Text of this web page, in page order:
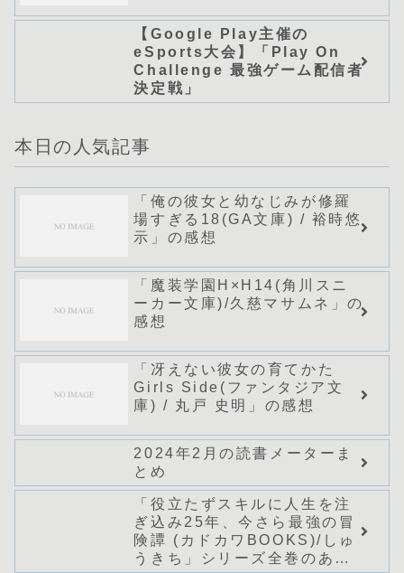
【Google Play主催の
eSports大会】「Play On
Challenge 最強ゲーム配信者
決定戦」
本日の人気記事
「俺の彼女と幼なじみが修羅
場すぎる18(GA文庫) / 裕時悠
示」の感想
「魔装学園H×H14(角川スニ
ーカー文庫)/久慈マサムネ」の
感想
「冴えない彼女の育てかた
Girls Side(ファンタジア文
庫) / 丸戸 史明」の感想
2024年2月の読書メーターま
とめ
「役立たずスキルに人生を注
ぎ込み25年、今さら最強の冒
険譚 (カドカワBOOKS)/しゅ
うきち」シリーズ全巻のあら